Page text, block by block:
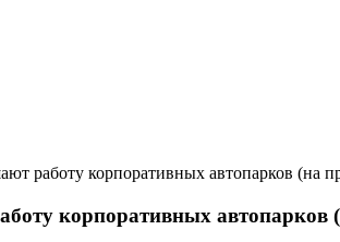
работу корпоративных автопарков (на
корпоративных автопарков